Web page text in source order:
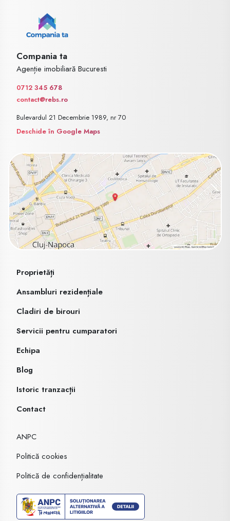
Compania ta
Agenție imobiliară Bucuresti
0712 345 678
contact@rebs.ro
Bulevardul 21 Decembrie 1989, nr 70
Deschide în Google Maps
Proprietăți
Ansambluri rezidențiale
Cladiri de birouri
Servicii pentru cumparatori
Echipa
Blog
Istoric tranzacții
Contact
ANPC
Politică cookies
Politică de confidențialitate